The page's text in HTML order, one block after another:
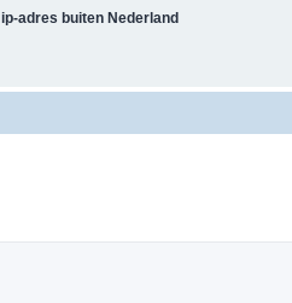
ip-adres buiten Nederland